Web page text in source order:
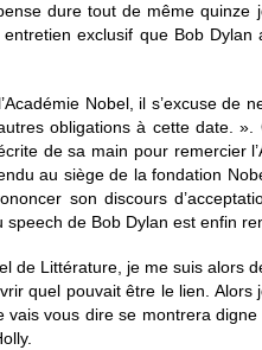
dure tout de même
exclusif que Bob
Nobel, il s’excuse
obligations à cette date.
de sa main pour remercier
au siège de la fondation
son discours
de Bob Dylan est enfin
de Littérature, je me suis
quel pouvait être le lien.
vous dire se montrera